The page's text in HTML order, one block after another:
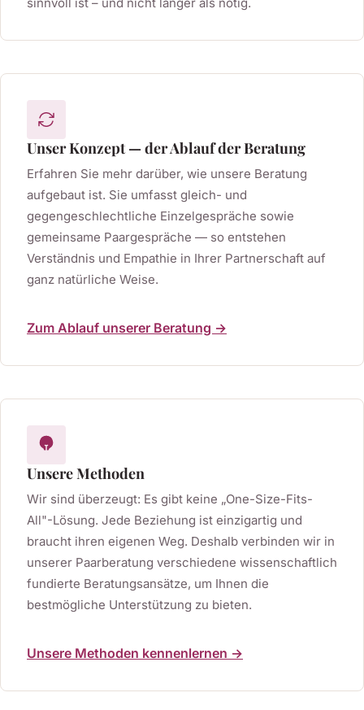
Unser Konzept — der Ablauf der Beratung
Erfahren Sie mehr darüber, wie unsere Beratung
aufgebaut ist. Sie umfasst gleich- und
gegengeschlechtliche Einzelgespräche sowie
gemeinsame Paargespräche — so entstehen
Verständnis und Empathie in Ihrer Partnerschaft auf
ganz natürliche Weise.
Zum Ablauf unserer Beratung →
Unsere Methoden
Wir sind überzeugt: Es gibt keine „One-Size-Fits-
All"-Lösung. Jede Beziehung ist einzigartig und
braucht ihren eigenen Weg. Deshalb verbinden wir in
unserer Paarberatung verschiedene wissenschaftlich
fundierte Beratungsansätze, um Ihnen die
bestmögliche Unterstützung zu bieten.
Unsere Methoden kennenlernen →